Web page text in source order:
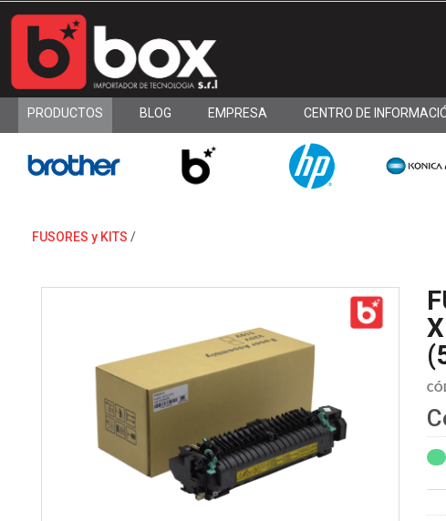
PRODUCTOS BLOG EMPRESA CENTRO DE
FUSORES y KITS /